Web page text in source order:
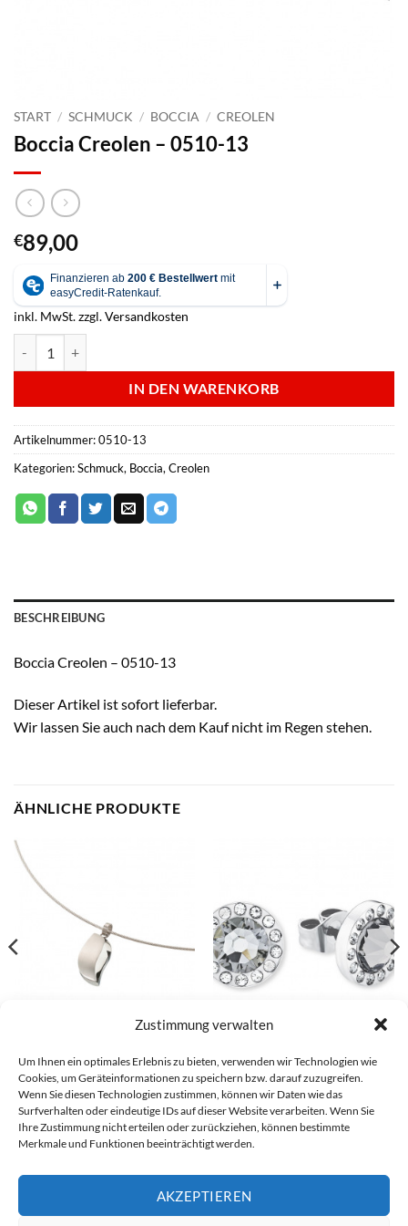
Zustimmung verwalten
Um Ihnen ein optimales Erlebnis zu bieten, verwenden wir Technologien wie
Cookies, um Geräteinformationen zu speichern bzw. darauf zuzugreifen.
Wenn Sie diesen Technologien zustimmen, können wir Daten wie das
Surfverhalten oder eindeutige IDs auf dieser Website verarbeiten. Wenn Sie
Ihre Zustimmung nicht erteilen oder zurückziehen, können bestimmte
Merkmale und Funktionen beeinträchtigt werden.
AKZEPTIEREN
START / SCHMUCK / BOCCIA / CREOLEN
Boccia Creolen – 0510-13
€89,00
inkl. MwSt.zzgl.Versandkosten
IN DEN WARENKORB
Artikelnummer:0510-13
Kategorien:Schmuck, Boccia,Creolen
BESCHREIBUNG
Boccia Creolen – 0510-13
Dieser Artikel ist sofort lieferbar.
Wir lassen Sie auch nach dem Kauf nicht im Regen stehen.
ÄHNLICHE PRODUKTE
Boccia Anhänger – 07026-01
€59,00
s.Oliver Ohrstecker – 2015124
€ 49,99
Transfer
Alle Preise inkl. der gesetzlichen MwSt.
Die durchgestrichenen Preise entsprechen dem bisherigen Preis in